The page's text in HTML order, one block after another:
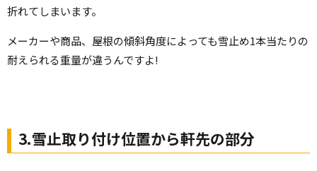
折れてしまいます。
メーカーや商品、屋根の傾斜角度によっても雪止め1本当たりの
耐えられる重量が違うんですよ!
3.雪止取り付け位置から軒先の部分